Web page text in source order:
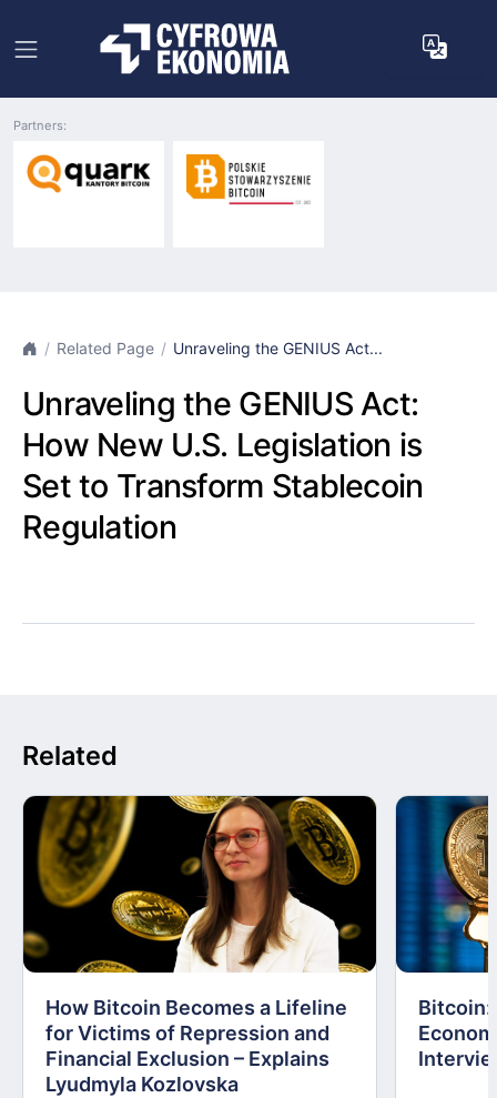
Partners:
Related Page Unraveling the GENIUS Act...
Unraveling the GENIUS Act:
How New U.S. Legislation is
Set to Transform Stablecoin
Regulation
Related
How Bitcoin Becomes a Lifeline
for Victims of Repression and
Financial Exclusion – Explains
Lyudmyla Kozlovska
Bitcoin: